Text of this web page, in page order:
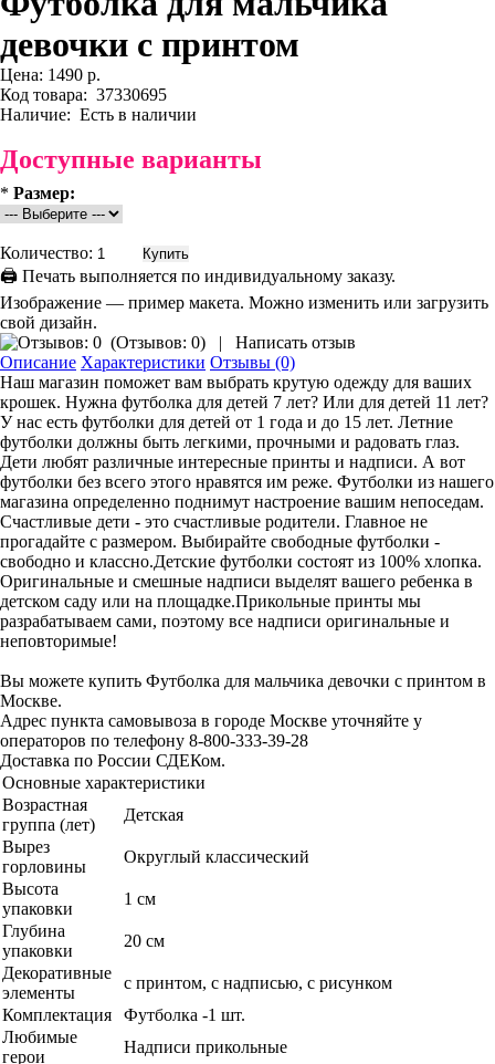
девочки с принтом
Цена: 1490 р.
Код товара: 37330695
Наличие: Есть в наличии
Доступные варианты
* Размер:
Количество:
🖨 Печать выполняется по индивидуальному заказу.
Изображение — пример макета. Можно изменить или загрузить
свой дизайн.
(Отзывов: 0) |
Написать отзыв
Описание Характеристики Отзывы (0)
Наш магазин поможет вам выбрать крутую одежду для ваших
крошек. Нужна футболка для детей 7 лет? Или для детей 11 лет?
У нас есть футболки для детей от 1 года и до 15 лет. Летние
футболки должны быть легкими, прочными и радовать глаз.
Дети любят различные интересные принты и надписи. А вот
футболки без всего этого нравятся им реже. Футболки из нашего
магазина определенно поднимут настроение вашим непоседам.
Счастливые дети - это счастливые родители. Главное не
прогадайте с размером. Выбирайте свободные футболки -
свободно и классно.Детские футболки состоят из 100% хлопка.
Оригинальные и смешные надписи выделят вашего ребенка в
детском саду или на площадке.Прикольные принты мы
разрабатываем сами, поэтому все надписи оригинальные и
неповторимые!
Вы можете купить Футболка для мальчика девочки с принтом в
Москве.
Адрес пункта самовывоза в городе Москве уточняйте у
операторов по телефону 8-800-333-39-28
Доставка по России СДЕКом.
Основные характеристики
Возрастная
группа (лет)
Детская
Вырез
горловины
Округлый классический
Высота
упаковки
1 см
Глубина
упаковки
20 см
Декоративные
элементы
с принтом, с надписью, с рисунком
Комплектация
Футболка -1 шт.
Любимые
герои
Надписи прикольные